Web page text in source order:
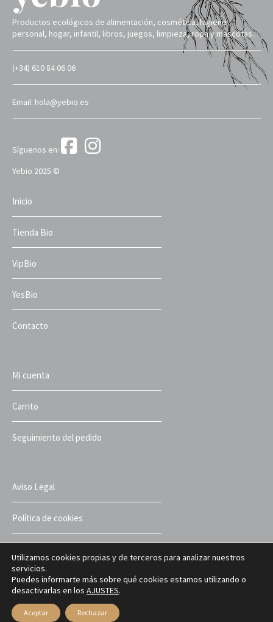
Productos ecológicos de alimentación, cosmética, higiene
personal, hogar, infantil, libros, juegos, limpieza, ropa y mascotas.
(+34) 610 84 06 06
Email: hola@yebio.es
Síguenos en:
Yebio 2025 ©
Inicio
Tienda Bio
VipBio
YesBio
Contacto
Mi cuenta
Carrito
Seguimiento del pedido
Aviso Legal
Política de cookies
Términos y condiciones
Utilizamos cookies propias y de terceros para analizar nuestros
servicios.
Puedes informarte más sobre qué cookies estamos utilizando o
desactivarlas en los AJUSTES.
Aceptar Rechazar